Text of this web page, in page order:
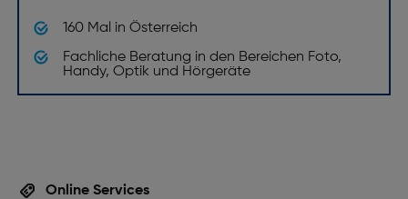
160 Mal in Österreich
Fachliche Beratung in den Bereichen Foto,
Handy, Optik und Hörgeräte
Online Services